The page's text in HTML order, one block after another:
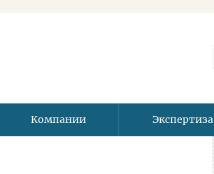
Компании Экспертиза